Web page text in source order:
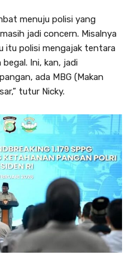
menuju polisi yang
jadi concern. Misalnya
itu polisi mengajak tentara
Ini, kan, jadi
ada MBG (Makan
tutur Nicky.